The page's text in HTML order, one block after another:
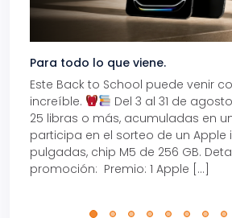
Para todo lo que viene.
Este Back to School puede venir
increíble.
Del 3 al 31 de
25 libras o más, acumuladas en
participa en el sorteo de un Apple
pulgadas, chip M5 de 256 GB.
promoción: Premio: 1 Apple […]